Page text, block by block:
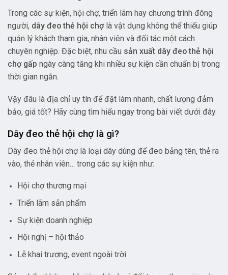
Trong các sự kiện, hội chợ, triển lãm hay chương trình đông
người, dây đeo thẻ hội chợlà vật dụng không thể thiếu giúp
quản lý khách tham gia, nhân viên và đối tác một cách
chuyên nghiệp. Đặc biệt, nhu cầu sản xuất dây đeo thẻ hội
chợ gấp ngày càng tăng khi nhiều sự kiện cần chuẩn bị trong
thời gian ngắn.
Vậy đâu là địa chỉ uy tín để đặt làm nhanh, chất lượng đảm
bảo, giá tốt? Hãy cùng tìm hiểu ngay trong bài viết dưới đây.
Dây đeo thẻ hội chợ là gì?
Dây đeo thẻ hội chợ là loại dây dùng để đeo bảng tên, thẻ ra
vào, thẻ nhân viên… trong các sự kiện như:
Hội chợ thương mại
Triển lãm sản phẩm
Sự kiện doanh nghiệp
Hội nghị – hội thảo
Lễ khai trương, event ngoài trời